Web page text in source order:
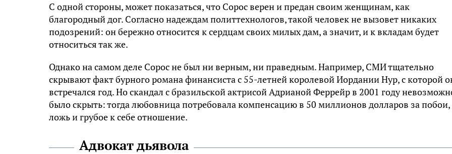
С одной стороны, может показаться, что Сорос верен и предан своим женщинам, как
благородный дог. Согласно надеждам политтехнологов, такой человек не вызовет никаких
подозрений: он бережно относится к сердцам своих милых дам, а значит, и к вкладам будет
относиться так же.
Однако на самом деле Сорос не был ни верным, ни праведным. Например, СМИ тщательно
скрывают факт бурного романа финансиста с 55-летней королевой Иордании Нур, с которой
встречался год. Но скандал с бразильской актрисой Адрианой Феррейр в 2001 году
было скрыть: тогда любовница потребовала компенсацию в 50 миллионов долларов за побои,
ложь и грубое к себе отношение.
Адвокат дьявола